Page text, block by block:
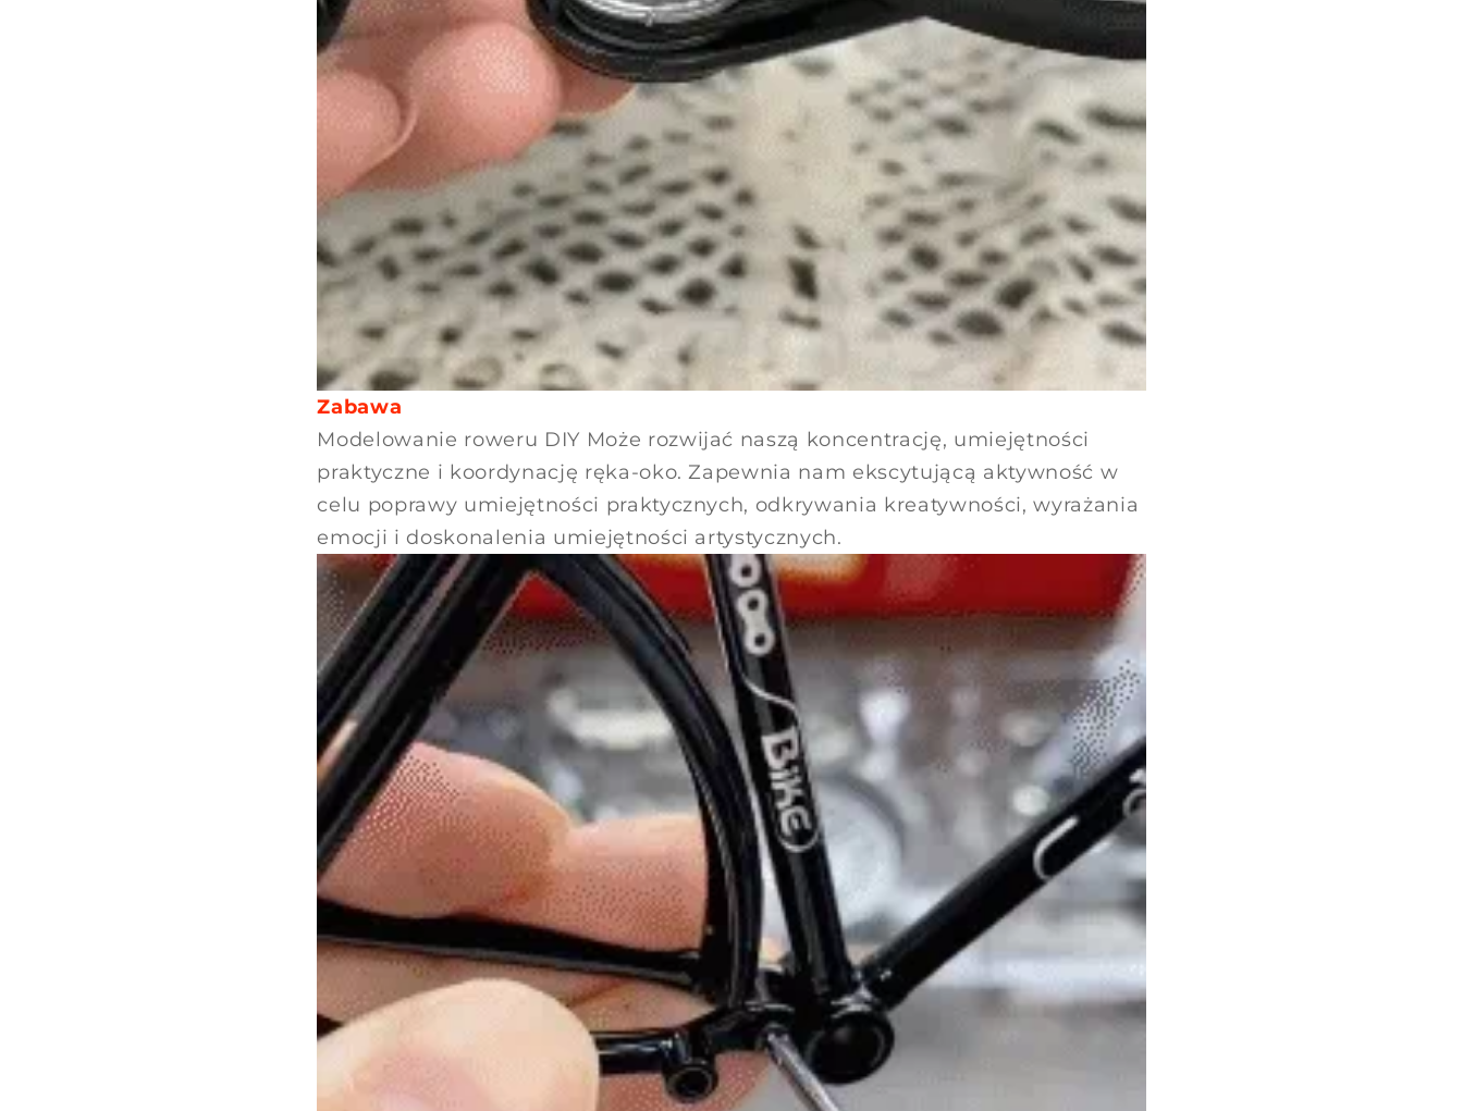
Zabawa
Modelowanie roweru DIY Może rozwijać naszą koncentrację, umiejętności
praktyczne i koordynację ręka-oko. Zapewnia nam ekscytującą aktywność w
celu poprawy umiejętności praktycznych, odkrywania kreatywności, wyrażania
emocji i doskonalenia umiejętności artystycznych.